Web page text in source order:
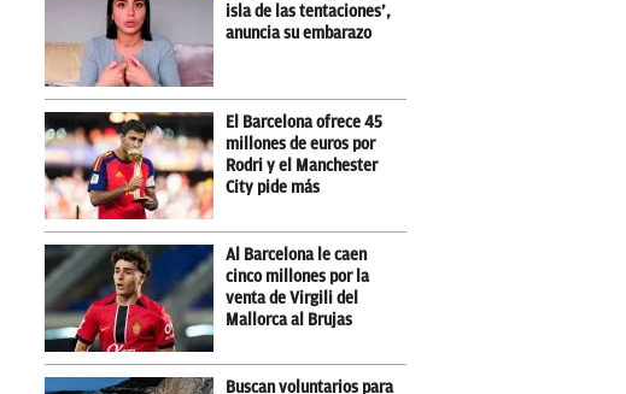
isla de las tentaciones’,
anuncia su embarazo
El Barcelona ofrece 45
millones de euros por
Rodri y el Manchester
City pide más
Al Barcelona le caen
cinco millones por la
venta de Virgili del
Mallorca al Brujas
Buscan voluntarios para